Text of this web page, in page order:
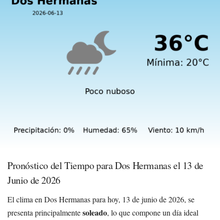
Pronóstico del Tiempo para Dos Hermanas el 13 de
Junio de 2026
El clima en Dos Hermanas para hoy, 13 de junio de 2026, se
presenta principalmentesoleado, lo que compone un día ideal